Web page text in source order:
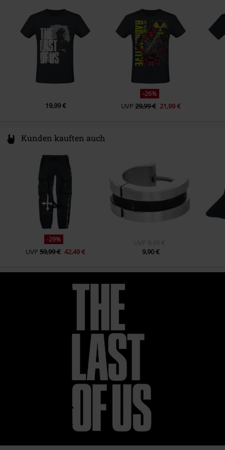
schwarz
Netherlands
www.difuzed.com
19,99 €
-26%
UVP 29,99 € 21,99 €
Kunden kauften auch
-29%
UVP 59,99 € 42,49 €
UVP 9,99 €
9,90 €